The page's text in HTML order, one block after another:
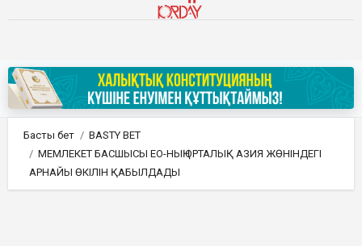
Басты бет
BASTY BET
МЕМЛЕКЕТ БАСШЫСЫ ЕО-НЫҢ ОРТАЛЫҚ АЗИЯ ЖӨНІНДЕГІ
АРНАЙЫ ӨКІЛІН ҚАБЫЛДАДЫ